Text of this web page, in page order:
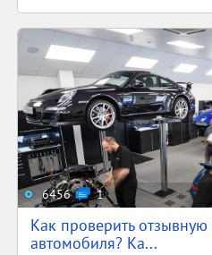
6456 1
Как проверить
автомобиля? Ка...